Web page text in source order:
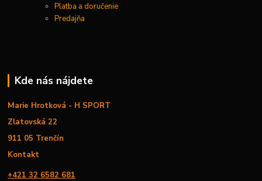
Platba a doručenie
Predajňa
Kde nás nájdete
Marie Hrotková - H SPORT
Zlatovská 22
911 05 Trenčín
Kontakt
+421 32 6582 681